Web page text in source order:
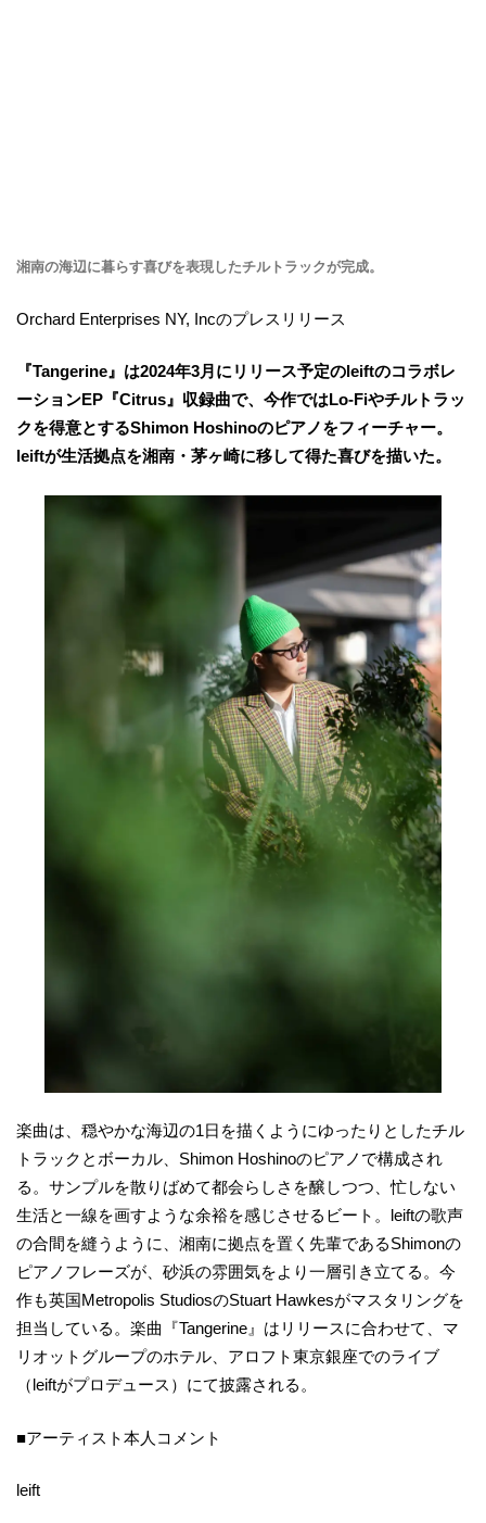
湘南の海辺に暮らす喜びを表現したチルトラックが完成。
Orchard Enterprises NY, Incのプレスリリース
『Tangerine』は2024年3月にリリース予定のleiftのコラボレ
ーションEP『Citrus』収録曲で、今作ではLo-Fiやチルトラッ
クを得意とするShimon Hoshinoのピアノをフィーチャー。
leiftが生活拠点を湘南・茅ヶ崎に移して得た喜びを描いた。
楽曲は、穏やかな海辺の1日を描くようにゆったりとしたチル
トラックとボーカル、Shimon Hoshinoのピアノで構成され
る。サンプルを散りばめて都会らしさを醸しつつ、忙しない
生活と一線を画すような余裕を感じさせるビート。leiftの歌声
の合間を縫うように、湘南に拠点を置く先輩であるShimonの
ピアノフレーズが、砂浜の雰囲気をより一層引き立てる。今
作も英国Metropolis StudiosのStuart Hawkesがマスタリングを
担当している。楽曲『Tangerine』はリリースに合わせて、マ
リオットグループのホテル、アロフト東京銀座でのライブ
（leiftがプロデュース）にて披露される。
■アーティスト本人コメント
leift